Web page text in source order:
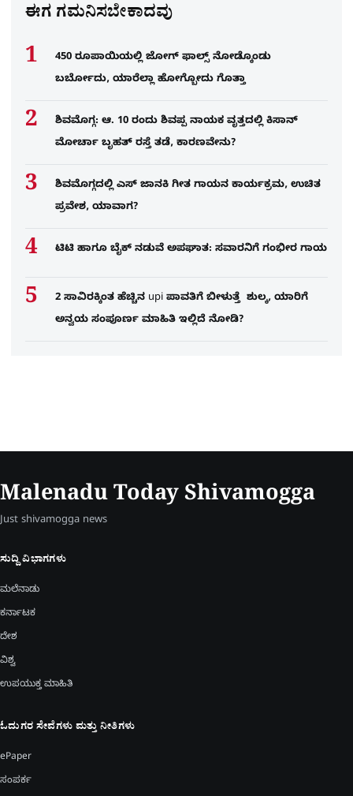
ಈಗ ಗಮನಿಸಬೇಕಾದವು
450 ರೂಪಾಯಿಯಲ್ಲಿ ಜೋಗ್​ ಫಾಲ್ಸ್​ ನೋಡ್ಕೊಂಡು
ಬರ್ಬೋದು, ಯಾರೆಲ್ಲಾ ಹೋಗ್ಬೋದು ಗೊತ್ತಾ
ಶಿವಮೊಗ್ಗ: ಆ. 10 ರಂದು ಶಿವಪ್ಪ ನಾಯಕ ವೃತ್ತದಲ್ಲಿ ಕಿಸಾನ್
ಮೋರ್ಚಾ ಬೃಹತ್ ರಸ್ತೆ ತಡೆ, ಕಾರಣವೇನು?
ಶಿವಮೊಗ್ಗದಲ್ಲಿ ಎಸ್​ ಜಾನಕಿ ಗೀತ ಗಾಯನ ಕಾರ್ಯಕ್ರಮ, ಉಚಿತ
ಪ್ರವೇಶ, ಯಾವಾಗ?
ಟಿಟಿ ಹಾಗೂ ಬೈಕ್ ನಡುವೆ ಅಪಘಾತ: ಸವಾರನಿಗೆ ಗಂಭೀರ ಗಾಯ
2 ಸಾವಿರಕ್ಕಿಂತ ಹೆಚ್ಚಿನ upi ಪಾವತಿಗೆ ಬೀಳುತ್ತೆ ಶುಲ್ಕ, ಯಾರಿಗೆ
ಅನ್ವಯ ಸಂಪೂರ್ಣ ಮಾಹಿತಿ ಇಲ್ಲಿದೆ ನೋಡಿ?
Malenadu Today Shivamogga
Just shivamogga news
ಸುದ್ದಿ ವಿಭಾಗಗಳು
ಮಲೆನಾಡು
ಕರ್ನಾಟಕ
ದೇಶ
ವಿಶ್ವ
ಉಪಯುಕ್ತ ಮಾಹಿತಿ
ಓದುಗರ ಸೇವೆಗಳು ಮತ್ತು ನೀತಿಗಳು
ePaper
ಸಂಪರ್ಕ